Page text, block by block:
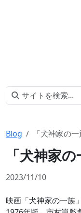
Blog 「犬神家の
「犬神家
2023/11/10
映画「犬神家の一族